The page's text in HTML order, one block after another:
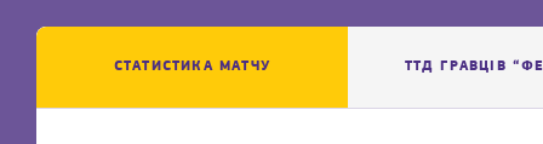
СТАТИСТИКА МАТЧУ ТТД ГРАВЦІВ